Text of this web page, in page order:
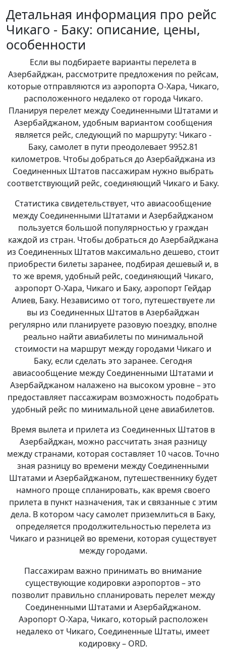
Детальная информация про рейс
Чикаго - Баку: описание, цены,
особенности
Если вы подбираете варианты перелета в
Азербайджан, рассмотрите предложения по рейсам,
которые отправляются из аэропорта О-Хара, Чикаго,
расположенного недалеко от города Чикаго.
Планируя перелет между Соединенными Штатами и
Азербайджаном, удобным вариантом сообщения
является рейс, следующий по маршруту: Чикаго -
Баку, самолет в пути преодолевает 9952.81
километров. Чтобы добраться до Азербайджана из
Соединенных Штатов пассажирам нужно выбрать
соответствующий рейс, соединяющий Чикаго и Баку.
Статистика свидетельствует, что авиасообщение
между Соединенными Штатами и Азербайджаном
пользуется большой популярностью у граждан
каждой из стран. Чтобы добраться до Азербайджана
из Соединенных Штатов максимально дешево, стоит
приобрести билеты заранее, подбирая дешевый и, в
то же время, удобный рейс, соединяющий Чикаго,
аэропорт О-Хара, Чикаго и Баку, аэропорт Гейдар
Алиев, Баку. Независимо от того, путешествуете ли
вы из Соединенных Штатов в Азербайджан
регулярно или планируете разовую поездку, вполне
реально найти авиабилеты по минимальной
стоимости на маршрут между городами Чикаго и
Баку, если сделать это заранее. Сегодня
авиасообщение между Соединенными Штатами и
Азербайджаном налажено на высоком уровне – это
предоставляет пассажирам возможность подобрать
удобный рейс по минимальной цене авиабилетов.
Время вылета и прилета из Соединенных Штатов в
Азербайджан, можно рассчитать зная разницу
между странами, которая составляет 10 часов. Точно
зная разницу во времени между Соединенными
Штатами и Азербайджаном, путешественнику будет
намного проще спланировать, как время своего
прилета в пункт назначения, так и связанные с этим
дела. В котором часу самолет приземлиться в Баку,
определяется продолжительностью перелета из
Чикаго и разницей во времени, которая существует
между городами.
Пассажирам важно принимать во внимание
существующие кодировки аэропортов – это
позволит правильно спланировать перелет между
Соединенными Штатами и Азербайджаном.
Аэропорт О-Хара, Чикаго, который расположен
недалеко от Чикаго, Соединенные Штаты, имеет
кодировку – ORD.